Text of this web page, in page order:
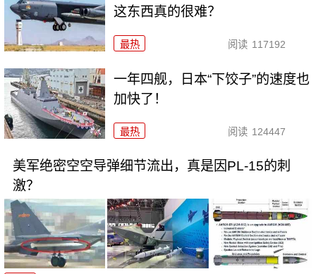
这东西真的很难？
最热 阅读 117192
一年四舰，日本“下饺子”的速度也
加快了！
最热 阅读 124447
美军绝密空空导弹细节流出，真是因PL-15的刺
激？